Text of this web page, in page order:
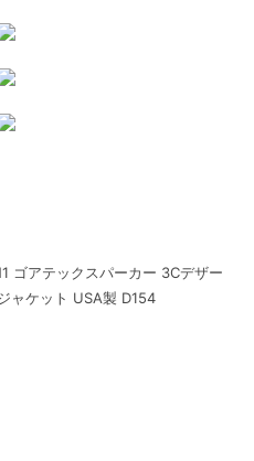
ゴアテックスパーカー 3Cデザー
ャケット USA製 D154